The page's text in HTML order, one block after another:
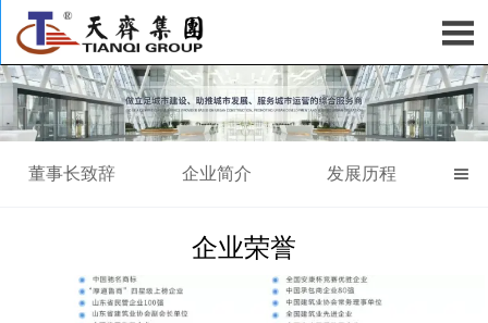

董事长致辞 企业简介 发展历程 
企业荣誉